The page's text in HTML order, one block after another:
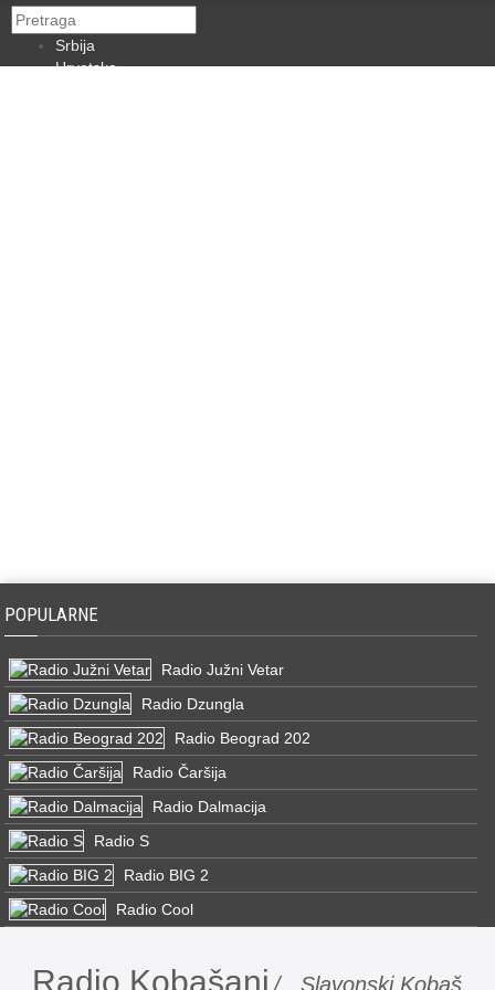
Srbija
Hrvatska
POPULARNE
Radio Južni Vetar
Radio Dzungla
Radio Beograd 202
Radio Čaršija
Radio Dalmacija
Radio S
Radio BIG 2
Radio Cool
Radio Kobašani / Slavonski Kobaš